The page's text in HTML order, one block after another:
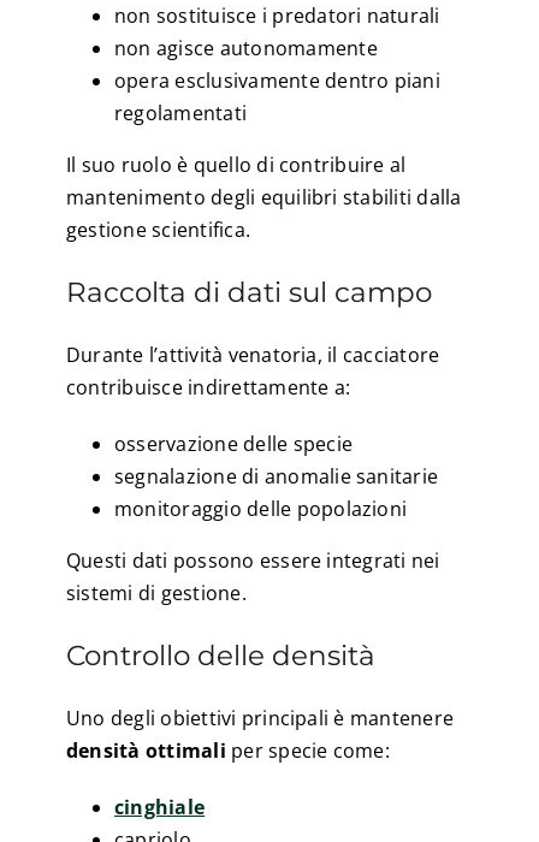
non sostituisce i predatori naturali
non agisce autonomamente
opera esclusivamente dentro piani
regolamentati
Il suo ruolo è quello di contribuire al
mantenimento degli equilibri stabiliti dalla
gestione scientifica.
Raccolta di dati sul campo
Durante l’attività venatoria, il cacciatore
contribuisce indirettamente a:
osservazione delle specie
segnalazione di anomalie sanitarie
monitoraggio delle popolazioni
Questi dati possono essere integrati nei
sistemi di gestione.
Controllo delle densità
Uno degli obiettivi principali è mantenere
densità ottimali per specie come:
cinghiale